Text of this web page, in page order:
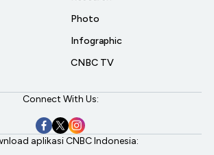
Photo
Infographic
CNBC TV
Connect With Us:
aplikasi CNBC Indonesia: